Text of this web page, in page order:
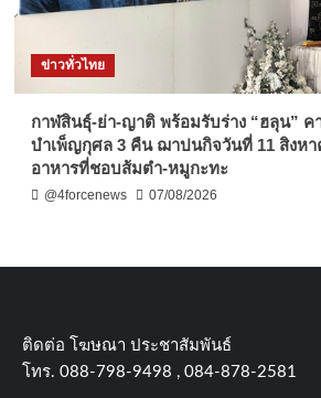
ข่าวทั่วไทย
กาฬสินธุ์-ย่า-ญาติ พร้อมรับร่าง “ฮลุน” ค
บำเพ็ญกุศล 3 คืน ฌาปนกิจวันที่ 11 สิงหา
อาหารที่ชอบส้มตำ-หมูกะทะ
@4forcenews 07/08/2026
ติดต่อ​ โฆษณา​ ประชาสัมพันธ์
โทร​. 088-798-9498 , 084-878-2581